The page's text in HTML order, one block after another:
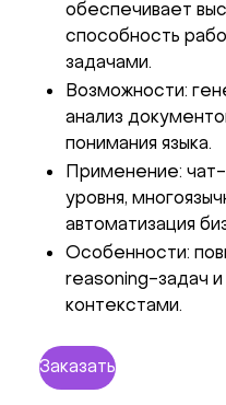
обеспечивает
способность
задачами.
Возможности:
анализ
понимания языка.
Применение:
уровня,
автоматизация
Особенности:
reasoning-задач
контекстами.
Заказать